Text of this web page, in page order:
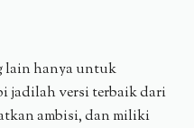
lain hanya untuk
jadilah versi terbaik dari
ambisi, dan miliki